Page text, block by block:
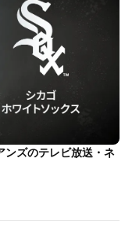
ンズのテレビ放送・ネ